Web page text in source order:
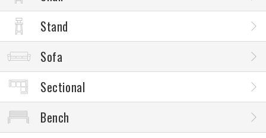
Stand
Sofa
Sectional
Bench